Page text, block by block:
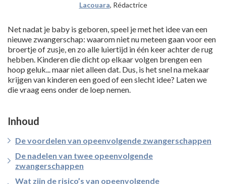
Lacouara, Rédactrice
Net nadat je baby is geboren, speel je met het idee van een
nieuwe zwangerschap: waarom niet nu meteen gaan voor een
broertje of zusje, en zo alle luiertijd in één keer achter de rug
hebben. Kinderen die dicht op elkaar volgen brengen een
hoop geluk... maar niet alleen dat. Dus, is het snel na mekaar
krijgen van kinderen een goed of een slecht idee? Laten we
die vraag eens onder de loep nemen.
Inhoud
De voordelen van opeenvolgende zwangerschappen
De nadelen van twee opeenvolgende
zwangerschappen
Wat zijn de risico’s van opeenvolgende